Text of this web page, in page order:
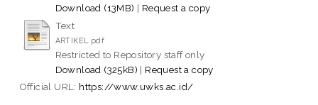
Download (13MB) | Request a copy
Text
ARTIKEL.pdf
Restricted to Repository staff only
Download (325kB) | Request a copy
Official URL: https://www.uwks.ac.id/